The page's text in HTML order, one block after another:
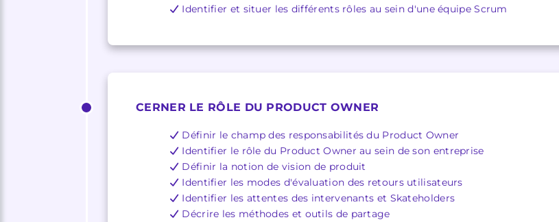
Identifier et situer les différents rôles au sein d'une équipe Scrum
CERNER LE RÔLE DU PRODUCT OWNER
Définir le champ des responsabilités du Product Owner
Identifier le rôle du Product Owner au sein de son entreprise
Définir la notion de vision de produit
Identifier les modes d'évaluation des retours utilisateurs
Identifier les attentes des intervenants et Skateholders
Décrire les méthodes et outils de partage